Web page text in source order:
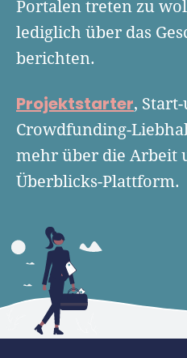
Die besten Gründerkredite
Gründerwettbewerbe
Unternehmen anmelden
Schutzrechte anmelden
Unsere Gründungspakete
Website erstellen
Rechnung schreiben
Online-Kredit anfragen
Kassensystem
Versicherungen
Gründungszuschuss
Kredit für Existenzgründer
Business Angels
Zuschüsse
Kontokorrenkredit
Firmenkonto
Tools
Business Model Canvas
Gründertest
Gründungsassistent
Preiskalkulation
Buchhaltungssoftware
Lohnsoftware
Weitere Tools & Vorlagen
Angebote
Unsere Gründungspakete
Geförderte Beratung
Finanzierungsangebote
Marke, AGB & Datenschutz
Geschäftskonto eröffnen
Richtig versichern
Portalen treten zu
lediglich über das
berichten.
Projektstarter,
Crowdfunding-
mehr über die Arbeit
Überblicks-Plattform.